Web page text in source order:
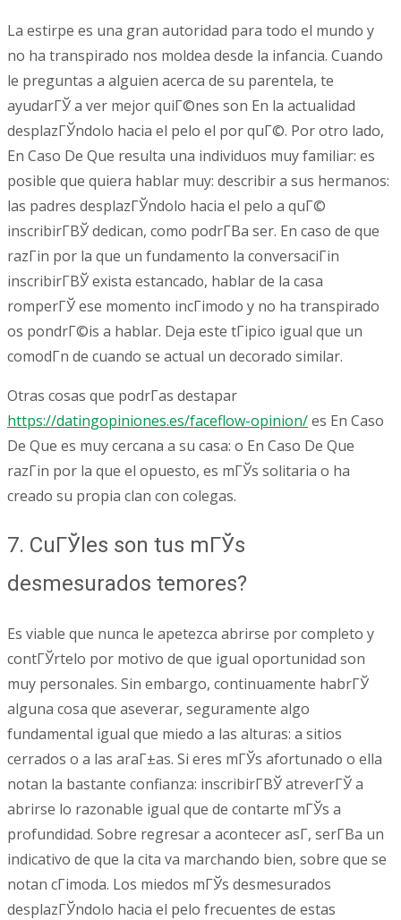
La estirpe es una gran autoridad para todo el mundo y
no ha transpirado nos moldea desde la infancia. Cuando
le preguntas a alguien acerca de su parentela, te
ayudarГЎ a ver mejor quiГ©nes son En la actualidad
desplazГЎndolo hacia el pelo el por quГ©. Por otro lado,
En Caso De Que resulta una individuos muy familiar: es
posible que quiera hablar muy: describir a sus hermanos:
las padres desplazГЎndolo hacia el pelo a quГ©
inscribirГ­ВЎ dedican, como podrГ­В­a ser. En caso de que
razГіn por la que un fundamento la conversaciГіn
inscribirГ­ВЎ exista estancado, hablar de la casa
romperГЎ ese momento incГіmodo y no ha transpirado
os pondrГ©is a hablar. Deja este tГіpico igual que un
comodГ­n de cuando se actual un decorado similar.
Otras cosas que podrГ­as destapar
https://datingopiniones.es/faceflow-opinion/es En Caso
De Que es muy cercana a su casa: o En Caso De Que
razГіn por la que el opuesto, es mГЎs solitaria o ha
creado su propia clan con colegas.
7. CuГЎles son tus mГЎs
desmesurados temores?
Es viable que nunca le apetezca abrirse por completo y
contГЎrtelo por motivo de que igual oportunidad son
muy personales. Sin embargo, continuamente habrГЎ
alguna cosa que aseverar, seguramente algo
fundamental igual que miedo a las alturas: a sitios
cerrados o a las araГ±as. Si eres mГЎs afortunado o ella
notan la bastante confianza: inscribirГ­ВЎ atreverГЎ a
abrirse lo razonable igual que de contarte mГЎs a
profundidad. Sobre regresar a acontecer asГ­, serГ­В­a un
indicativo de que la cita va marchando bien, sobre que se
notan cГіmoda. Los miedos mГЎs desmesurados
desplazГЎndolo hacia el pelo frecuentes de estas